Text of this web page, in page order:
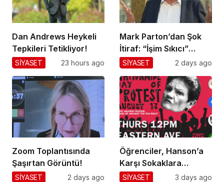
Dan Andrews Heykeli
Tepkileri Tetikliyor!
SİYASET 23 hours ago
Mark Parton’dan Şok
İtiraf: “İşim Sıkıcı”
Mesajı!
SİYASET 2 days ago
Zoom Toplantısında
Şaşırtan Görüntü!
SİYASET 2 days ago
Öğrenciler, Hanson’a
Karşı Sokaklara
Dökülüyor!
SİYASET 3 days ago